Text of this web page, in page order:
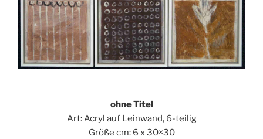
ohne Titel
Art: Acryl auf Leinwand, 6-teilig
Größe cm: 6 x 30×30